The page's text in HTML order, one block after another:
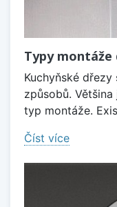
Typy montáže
Kuchyňské
způsobů.
typ montáže.
Číst více